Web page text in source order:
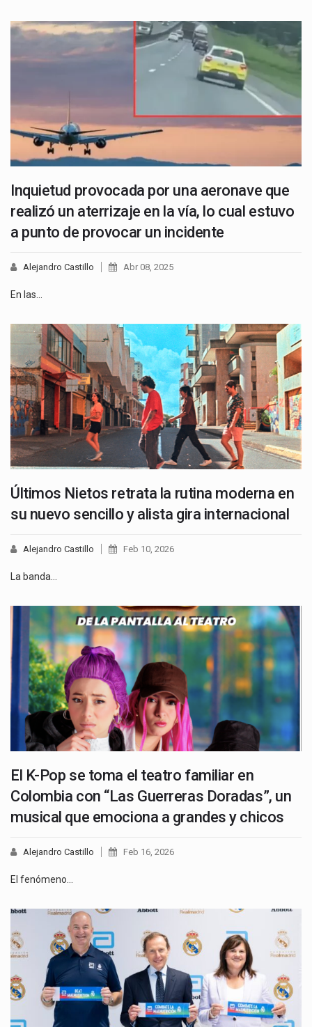
Inquietud provocada por una aeronave que
realizó un aterrizaje en la vía, lo cual estuvo
a punto de provocar un incidente
Alejandro Castillo Abr 08, 2025
En las…
Últimos Nietos retrata la rutina moderna en
su nuevo sencillo y alista gira internacional
Alejandro Castillo Feb 10, 2026
La banda…
El K-Pop se toma el teatro familiar en
Colombia con “Las Guerreras Doradas”, un
musical que emociona a grandes y chicos
Alejandro Castillo Feb 16, 2026
El fenómeno…